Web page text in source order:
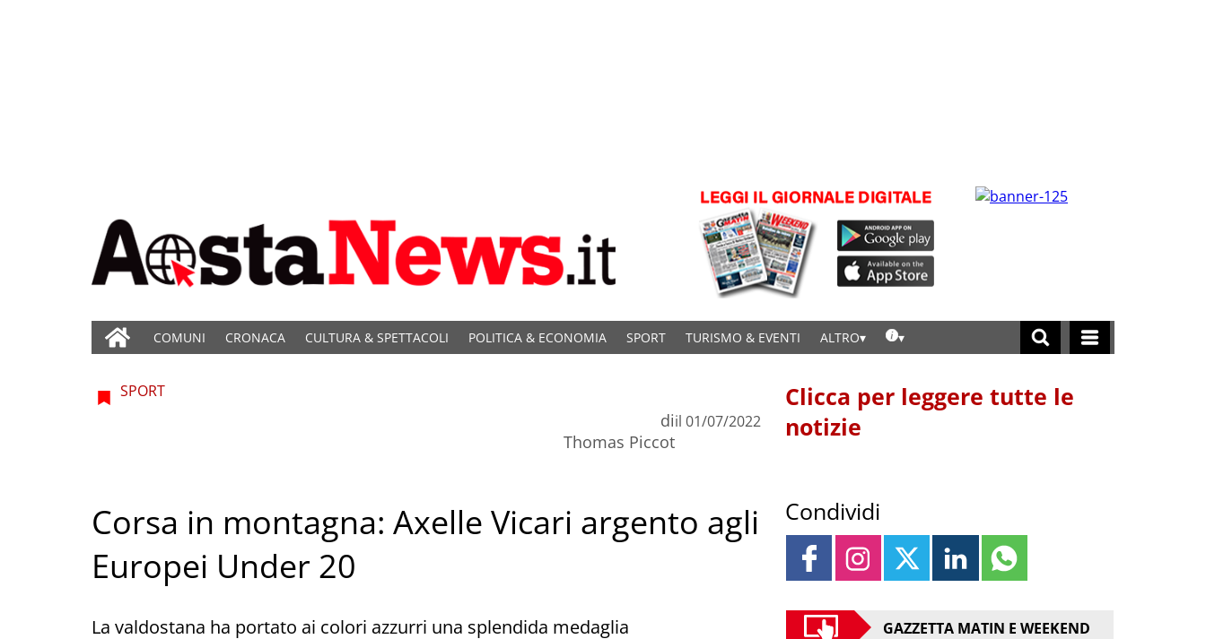
COMUNI CRONACA CULTURA & SPETTACOLI POLITICA & ECONOMIA SPORT TURISMO & EVENTI ALTRO
SPORT
di
Thomas Piccot
il 01/07/2022
Corsa in montagna: Axelle Vicari argento agli
Europei Under 20
La valdostana ha portato ai colori azzurri una splendida medaglia
Clicca per leggere tutte le
notizie
Condividi
GAZZETTA MATIN E WEEKEND